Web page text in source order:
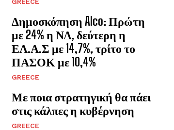
Δημοσκόπηση Alco: Πρώτη
με 24% η ΝΔ, δεύτερη η
ΕΛ.Α.Σ με 14,7%, τρίτο το
ΠΑΣΟΚ με 10,4%
GREECE
Με ποια στρατηγική θα πάει
στις κάλπες η κυβέρνηση
GREECE